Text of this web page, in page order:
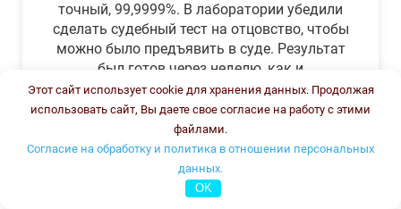
точный, 99,9999%. В лаборатории убедили
сделать судебный тест на отцовство, чтобы
можно было предъявить в суде. Результат
был готов через неделю, как и
обещали.Теперь муж бегает и извиняется.
Этот сайт использует cookie для хранения данных. Продолжая
использовать сайт, Вы даете свое согласие на работу с этими
файлами.
Согласие на обработку и политика в отношении персональных
данных.
OK